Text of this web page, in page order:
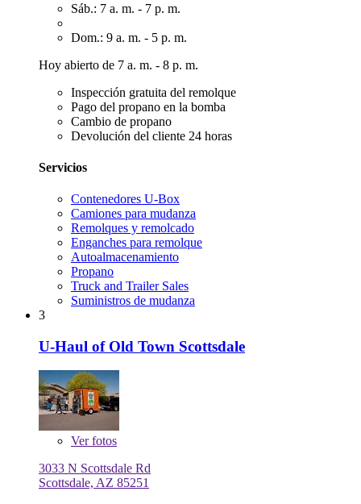
Sáb.: 7 a. m. - 7 p. m.
Dom.: 9 a. m. - 5 p. m.
Hoy abierto de 7 a. m. - 8 p. m.
Inspección gratuita del remolque
Pago del propano en la bomba
Cambio de propano
Devolución del cliente 24 horas
Servicios
Contenedores U-Box
Camiones para mudanza
Remolques y remolcado
Enganches para remolque
Autoalmacenamiento
Propano
Truck and Trailer Sales
Suministros de mudanza
3
U-Haul of Old Town Scottsdale
Verfotos
3033 N Scottsdale Rd
Scottsdale, AZ 85251